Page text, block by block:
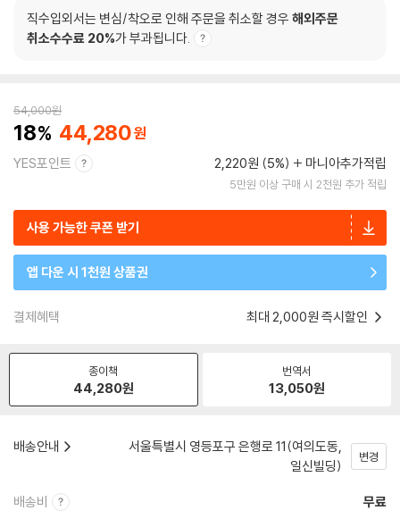
직수입외서는 변심/착오로 인해 주문을 취소할 경우 해외주문
취소수수료 20%가 부과됩니다.
54,000원
18 44,280
YES포인트 2,220원 (5%) 마니아추가적립
5만원 이상 구매 시 2천원 추가 적립
사용 가능한 쿠폰 받기
앱 다운 시 1천원 상품권
결제혜택 최대 2,000원 즉시할인
종이책
44,280원
번역서
13,050원
배송안내
서울특별시 영등포구 은행로 11(여의도동,
일신빌딩)
변경
배송비 무료